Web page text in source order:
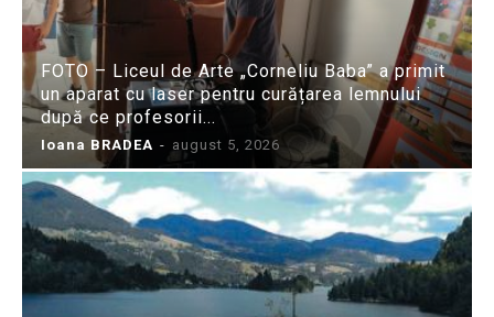
FOTO – Liceul de Arte „Corneliu Baba” a primit
un aparat cu laser pentru curățarea lemnului
după ce profesorii...
Ioana BRADEA - august 5, 2026